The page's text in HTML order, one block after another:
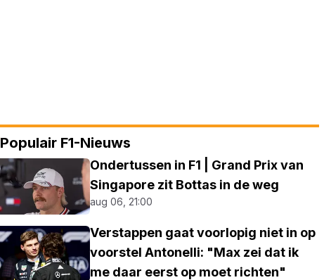
Populair F1-Nieuws
Ondertussen in F1 | Grand Prix van
Singapore zit Bottas in de weg
aug 06, 21:00
Verstappen gaat voorlopig niet in op
voorstel Antonelli: "Max zei dat ik
me daar eerst op moet richten"